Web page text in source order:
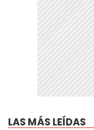
LAS MÁS LEÍDAS